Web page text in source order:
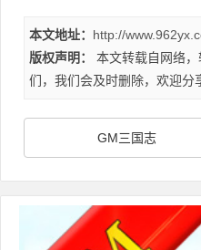
本文地址： http://
版权声明：
本文转载自网络
们，我们会及时删除，欢迎分
GM三国志